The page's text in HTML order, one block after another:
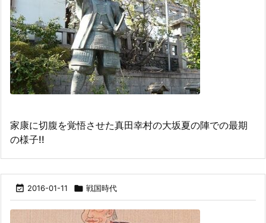
家康に切腹を覚悟させた真田幸村の大坂夏の陣での最期
の様子!!
 2016-01-11  戦国時代